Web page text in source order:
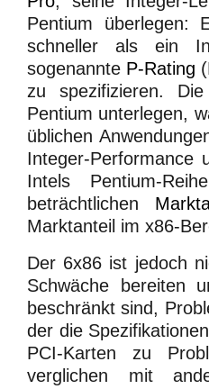
Pentium überlegen:
schneller als ein
sogenannte P-Rating
zu spezifizieren. Die
Pentium unterlegen,
üblichen
Integer-Performance
Intels Pentium-
beträchtlichen
Marktanteil im x86-
Der 6x86 ist jedoch
Schwäche bereiten
beschränkt sind,
der die
PCI-Karten zu
verglichen mit